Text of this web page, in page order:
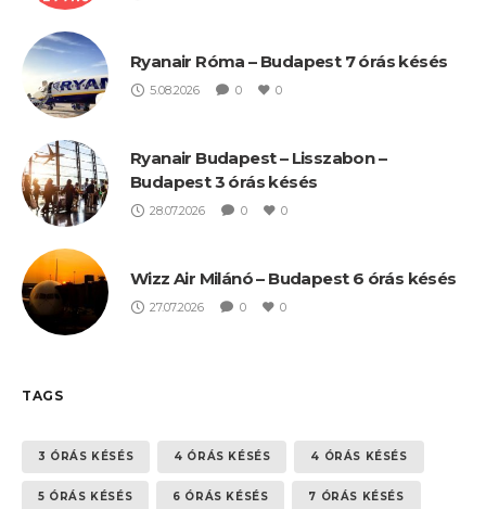
Ryanair Róma – Budapest 7 órás késés
5.08.2026 0 0
Ryanair Budapest – Lisszabon –
Budapest 3 órás késés
28.07.2026 0 0
Wizz Air Milánó – Budapest 6 órás késés
27.07.2026 0 0
TAGS
3 ÓRÁS KÉSÉS 4 ÓRÁS KÉSÉS 4 ÓRÁS KÉSÉS
5 ÓRÁS KÉSÉS 6 ÓRÁS KÉSÉS 7 ÓRÁS KÉSÉS